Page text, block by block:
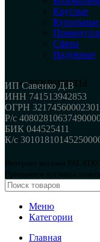
Круглые
Купольные
Сфера
Надувные
РЕКВИЗИТЫ
ИП Савенко Д.В
ИНН 741513942853
ОГРН
Р/с
БИК 044525411
К/с
Интернет магазин
Принимаем все виды оплаты.
Меню
Категории
Главная